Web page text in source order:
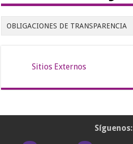
OBLIGACIONES DE TRANSPARENCIA
Sitios Externos
Síguenos: